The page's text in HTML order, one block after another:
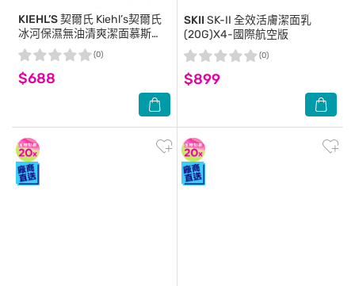
KIEHL’S 契爾氏 Kiehl’s契爾氏
冰河保濕無油清爽潔面慕斯
150ml
$688
(0)
SKII SK-II 全效活膚潔面乳
(20G)X4-國際航空版
$899
(0)